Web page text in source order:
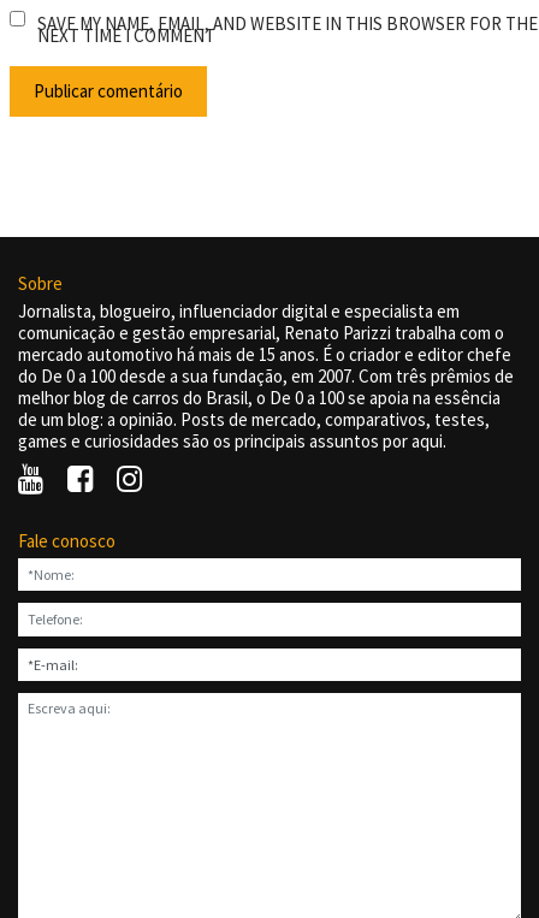
SAVE MY NAME, EMAIL, AND WEBSITE IN THIS BROWSER FOR THE
NEXT TIME I COMMENT
Sobre
Jornalista, blogueiro, influenciador digital e especialista em
comunicação e gestão empresarial, Renato Parizzi trabalha com o
mercado automotivo há mais de 15 anos. É o criador e editor chefe
do De 0 a 100 desde a sua fundação, em 2007. Com três prêmios de
melhor blog de carros do Brasil, o De 0 a 100 se apoia na essência
de um blog: a opinião. Posts de mercado, comparativos, testes,
games e curiosidades são os principais assuntos por aqui.
Fale conosco